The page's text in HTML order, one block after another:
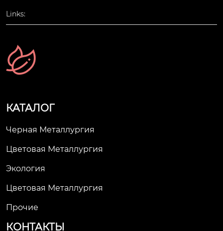
Links:
КАТАЛОГ
Черная Металлургия
Цветовая Металлургия
Экология
Цветовая Металлургия
Прочие
КОНТАКТЫ